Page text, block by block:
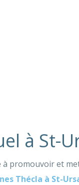
à St-
à promouvoir et
Thécla à St-